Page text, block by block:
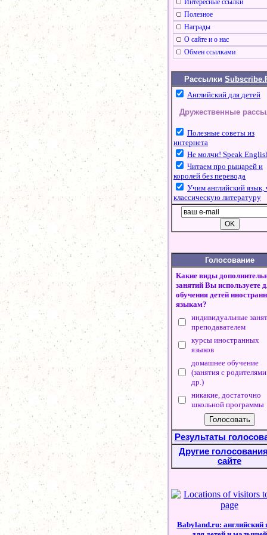
Интересные ссылки
Полезное
Награды
О сайте и о нас
Обмен ссылками
Рассылки
Английский для детей
Дружественные
Полезные советы из
интернета
Не молчи! Speak
Читаем про рыцарей и
королей без перевода
Учим английский язык,
классическую литературу
Голосование
Какие виды
занятий Вы используете
обучения детей
языкам?
индивидуальные
преподавателем
курсы иностранных
языков
домашнее обучение
(занятия с
др.)
никакие, достаточно
школьной программы
Результаты
Другие
сайте
Babyland.ru: английский